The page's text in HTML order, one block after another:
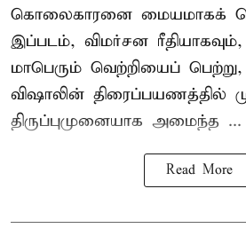
கொலைகாரனை மையமாகக்
இப்படம், விமர்சன ரீதியாகவும்,
மாபெரும் வெற்றியைப்
விஷாலின் திரைப்பயணத்தில்
திருப்புமுனையாக அமைந்த ...
Read More